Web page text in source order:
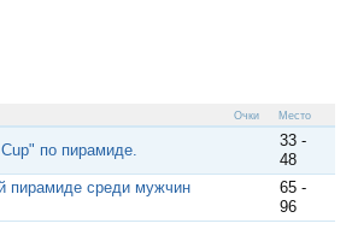
Очки Место
по пирамиде.
33 -
48
пирамиде среди мужчин
65 -
96